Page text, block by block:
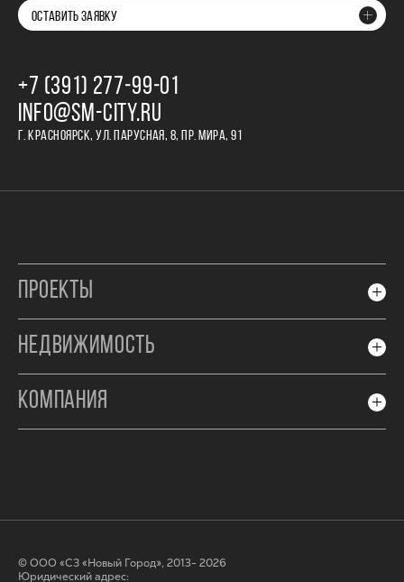
ОСТАВИТЬ ЗАЯВКУ
+7 (391) 277‒99‒01
INFO@SM-CITY.RU
Г. КРАСНОЯРСК, УЛ. ПАРУСНАЯ, 8, ПР. МИРА, 91
ПРОЕКТЫ
НЕДВИЖИМОСТЬ
КОМПАНИЯ
© ООО «СЗ «Новый Город», 2013- 2026
Юридический адрес: